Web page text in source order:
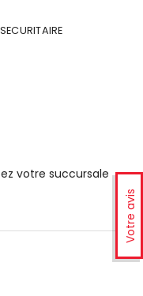
Votre avis
votre succursale